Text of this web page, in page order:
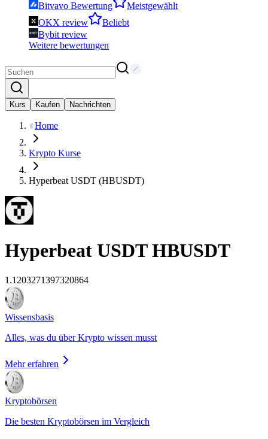
Bitvavo Bewertung
Meistgewählt
OKX review
Beliebt
Bybit review
Weitere bewertungen
Kurs Kaufen Nachrichten
Home
Krypto Kurse
Hyperbeat USDT (HBUSDT)
Hyperbeat USDT HBUSDT
1.1203271397320864
Wissensbasis
Alles, was du über Krypto wissen musst
Mehr erfahren
Kryptobörsen
Die besten Kryptobörsen im Vergleich